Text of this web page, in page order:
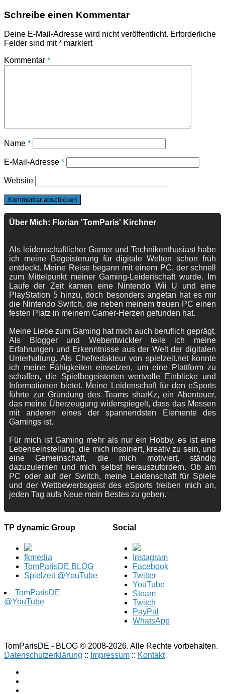
Schreibe einen Kommentar
Deine E-Mail-Adresse wird nicht veröffentlicht. Erforderliche
Felder sind mit* markiert
Kommentar *
Name *
E-Mail-Adresse *
Website
Über Mich: Florian 'TomParis' Kirchner
Als leidenschaftlicher Gamer und Technikenthusiast habe
ich meine Begeisterung für digitale Welten schon früh
entdeckt. Meine Reise begann mit einem PC, der schnell
zum Mittelpunkt meiner Gaming-Leidenschaft wurde. Im
Laufe der Zeit kamen eine Nintendo Wii U und eine
PlayStation 5 hinzu, doch besonders angetan hat es mir
die Nintendo Switch, die neben meinem treuen PC einen
festen Platz in meinem Gamer-Herzen gefunden hat.
Meine Liebe zum Gaming hat mich auch beruflich geprägt.
Als Blogger und Webentwickler teile ich meine
Erfahrungen und Erkenntnisse aus der Welt der digitalen
Unterhaltung. Als Chefredakteur von spielzeit.net konnte
ich meine Fähigkeiten einsetzen, um eine Plattform zu
schaffen, die Spielbegeisterten wertvolle Einblicke und
Informationen bietet. Meine Leidenschaft für den eSports
führte zur Gründung des Teams sharKz, ein Abenteuer,
das meine Überzeugung widerspiegelt, dass das Messen
mit anderen eines der spannendsten Elemente des
Gamings ist.
Für mich ist Gaming mehr als nur ein Hobby, es ist eine
Lebenseinstellung, die mich inspiriert, kreativ zu sein, und
eine Gemeinschaft, die mich motiviert, ständig
dazuzulernen und mich selbst herauszufordern. Ob am
PC oder auf der Switch, meine Leidenschaft für Spiele
und der Wettbewerbsgeist des eSports treiben mich an,
jeden Tag aufs Neue mein Bestes zu geben.
TP dynamic Group
fkmedia
TomParisDE BLOG
Spielzeit @YouTube
TomParisDE
@YouTube
Social
Instagram
Facebook
Twitter
YouTube
Steam
Twitch
PayPal
WhatsApp
TomParisDE - BLOG © 2008-2026. Alle Rechte vorbehalten.
Datenschutzerklärung :: Impressum :: Kontakt